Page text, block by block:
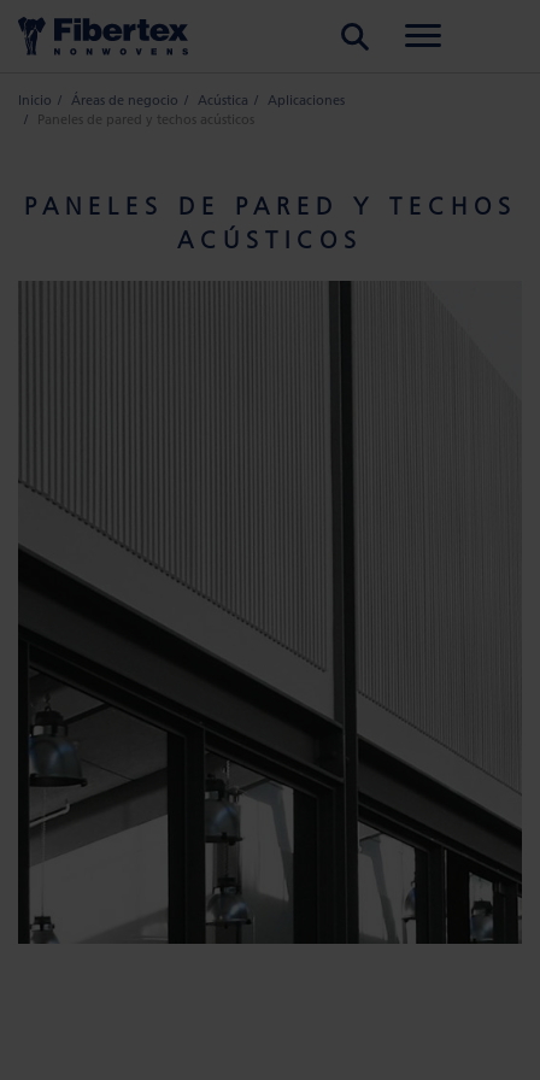
Inicio Áreas de negocio Acústica
Aplicaciones
Paneles de pared y techos acústicos
PANELES DE PARED Y TECHOS
ACÚSTICOS